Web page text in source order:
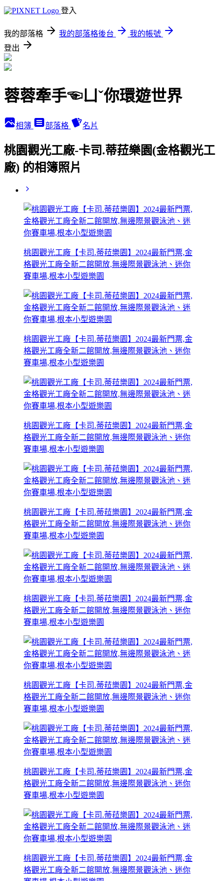
登入
我的部落格 我的部落格後台
我的帳號
登出
蓉蓉牽手☜ㄩˇ你環遊世界
相簿 部落格 名片
桃園觀光工廠-卡司.蒂菈樂園(金格觀光工
廠) 的相簿照片
桃園觀光工廠【卡司.蒂菈樂園】2024最新門票,金
格觀光工廠全新二館開放,無邊際景觀泳池、迷你
賽車場,根本小型遊樂園
桃園觀光工廠【卡司.蒂菈樂園】2024最新門票,金
格觀光工廠全新二館開放,無邊際景觀泳池、迷你
賽車場,根本小型遊樂園
桃園觀光工廠【卡司.蒂菈樂園】2024最新門票,金
格觀光工廠全新二館開放,無邊際景觀泳池、迷你
賽車場,根本小型遊樂園
桃園觀光工廠【卡司.蒂菈樂園】2024最新門票,金
格觀光工廠全新二館開放,無邊際景觀泳池、迷你
賽車場,根本小型遊樂園
桃園觀光工廠【卡司.蒂菈樂園】2024最新門票,金
格觀光工廠全新二館開放,無邊際景觀泳池、迷你
賽車場,根本小型遊樂園
桃園觀光工廠【卡司.蒂菈樂園】2024最新門票,金
格觀光工廠全新二館開放,無邊際景觀泳池、迷你
賽車場,根本小型遊樂園
桃園觀光工廠【卡司.蒂菈樂園】2024最新門票,金
格觀光工廠全新二館開放,無邊際景觀泳池、迷你
賽車場,根本小型遊樂園
桃園觀光工廠【卡司.蒂菈樂園】2024最新門票,金
格觀光工廠全新二館開放,無邊際景觀泳池、迷你